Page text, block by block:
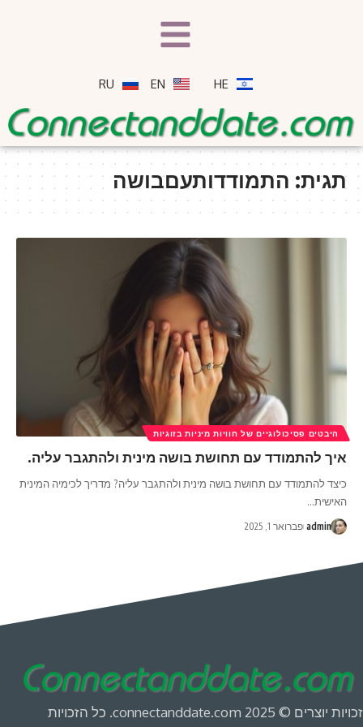
HE
EN
RU
תגית: התמודדותעםבושה
היבטים פסיכולוגיים של חוויות מיניות בזוגיות
איך להתמודד עם תחושת בושה מינית ולהתגבר עליה.
כיצד להתמודד עם תחושת בושה מינית ולהתגבר עליה? מדריך לכימיה המינית
האישית…
admin פברואר 1, 2025
זכויות יוצרים © 2025 connectanddate.com. כל הזכויות